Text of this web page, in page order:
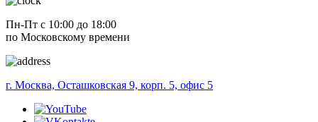
Пн-Пт с 10:00 до 18:00
по Московскому времени
г. Москва, Осташковская 9, корп. 5, офис 5